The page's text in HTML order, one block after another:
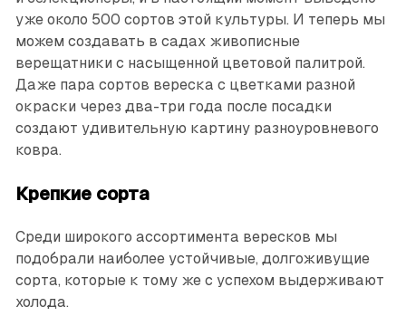
уже около 500 сортов этой культуры. И теперь мы
можем создавать в садах живописные
верещатники с насыщенной цветовой палитрой.
Даже пара сортов вереска с цветками разной
окраски через два-три года после посадки
создают удивительную картину разноуровневого
ковра.
Крепкие сорта
Среди широкого ассортимента вересков мы
подобрали наиболее устойчивые, долгоживущие
сорта, которые к тому же с успехом выдерживают
холода.